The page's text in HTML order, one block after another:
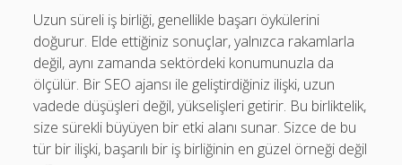
Uzun süreli iş birliği, genellikle başarı öykülerini
doğurur. Elde ettiğiniz sonuçlar, yalnızca rakamlarla
değil, aynı zamanda sektördeki konumunuzla da
ölçülür. Bir SEO ajansı ile geliştirdiğiniz ilişki, uzun
vadede düşüşleri değil, yükselişleri getirir. Bu birliktelik,
size sürekli büyüyen bir etki alanı sunar. Sizce de bu
tür bir ilişki, başarılı bir iş birliğinin en güzel örneği değil